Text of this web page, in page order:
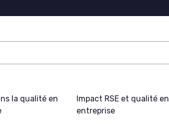
la qualité en
Impact RSE et qualité en
entreprise